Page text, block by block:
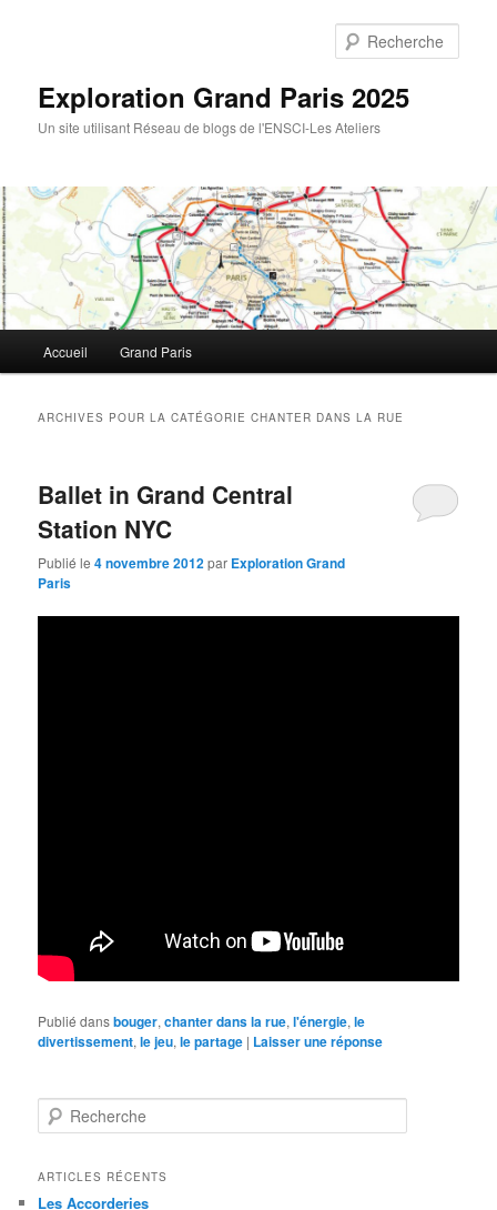
Exploration Grand Paris 2025
Un site utilisant Réseau de blogs de l'ENSCI-Les Ateliers
principal
Aller
principal
Aller
secondaire
Accueil Grand Paris
ARCHIVES POUR LA CATÉGORIECHANTER DANS LA RUE
Ballet in Grand Central
Station NYC
Publié le4 novembre 2012par Exploration Grand
Paris
Publié dansbouger,chanter dans la rue,l'énergie,le
divertissement,le jeu,le partage | Laisser une réponse
e
h
ARTICLES RÉCENTS
Les Accorderies